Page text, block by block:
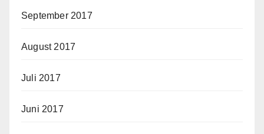
September 2017
August 2017
Juli 2017
Juni 2017